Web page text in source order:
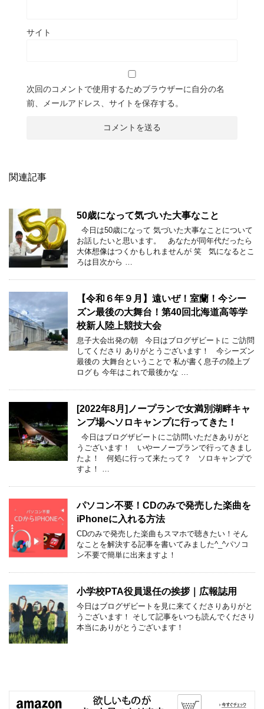
サイト
次回のコメントで使用するためブラウザーに自分の名
前、メールアドレス、サイトを保存する。
関連記事
50歳になって気づいた大事なこと
今日は50歳になって 気づいた大事なことについて
お話したいと思います。 あなたが同年代だったら
大体想像はつくかもしれませんが 笑 気になるとこ
ろは目次から …
【令和６年９月】遠いぜ！室蘭！今シー
ズン最後の大舞台！第40回北海道高等学
校新人陸上競技大会
息子大会出発の朝 今日はブログザビートに ご訪問
してくださり ありがとうございます！ 今シーズン
最後の 大舞台ということで 私が書く息子の陸上ブ
ログも 今年はこれで最後かな …
[2022年8月]ノープランで女満別湖畔キャ
ンプ場へソロキャンプに行ってきた！
今日はブログザビートにご訪問いただきありがと
うございます！ いやーノープランで行ってきまし
たよ！ 何処に行って来たって？ ソロキャンプで
すよ！ …
パソコン不要！CDのみで発売した楽曲を
iPhoneに入れる方法
CDのみで発売した楽曲もスマホで聴きたい！そん
なことを解決する記事を書いてみました^_^パソコ
ン不要で簡単に出来ますよ！
小学校PTA役員退任の挨拶｜広報誌用
今日はブログザビートを見に来てくださりありがと
うございます！ そして記事をいつも読んでくださり
本当にありがとうございます！